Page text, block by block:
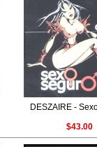
DESZAIRE -
$43.00